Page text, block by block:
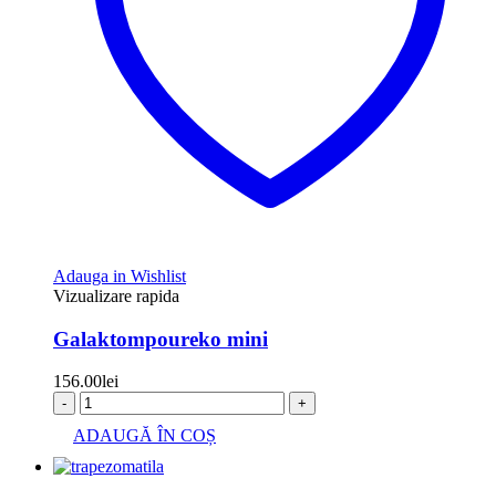
Adauga in Wishlist
Vizualizare rapida
Galaktompoureko mini
156.00lei
- +
ADAUGĂ ÎN COȘ